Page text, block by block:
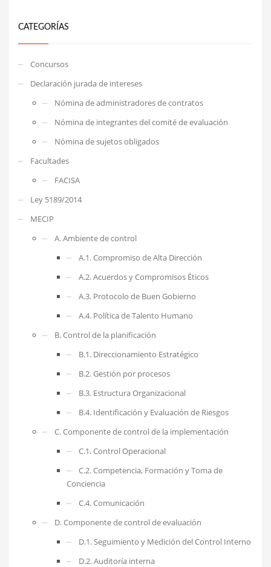
CATEGORÍAS
Concursos
Declaración jurada de intereses
Nómina de administradores de contratos
Nómina de integrantes del comité de evaluación
Nómina de sujetos obligados
Facultades
FACISA
Ley 5189/2014
MECIP
A. Ambiente de control
A.1. Compromiso de Alta Dirección
A.2. Acuerdos y Compromisos Éticos
A.3. Protocolo de Buen Gobierno
A.4. Política de Talento Humano
B. Control de la planificación
B.1. Direccionamiento Estratégico
B.2. Gestión por procesos
B.3. Estructura Organizacional
B.4. Identificación y Evaluación de Riesgos
C. Componente de control de la implementación
C.1. Control Operacional
C.2. Competencia, Formación y Toma de
Conciencia
C.4. Comunicación
D. Componente de control de evaluación
D.1. Seguimiento y Medición del Control Interno
D.2. Auditoría interna